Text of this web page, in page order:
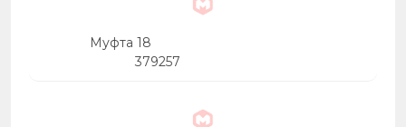
Муфта 18
379257